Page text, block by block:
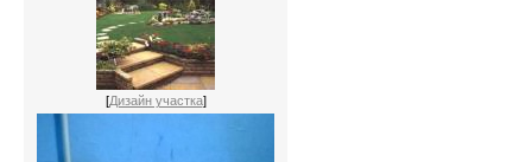
[Дизайн участка]